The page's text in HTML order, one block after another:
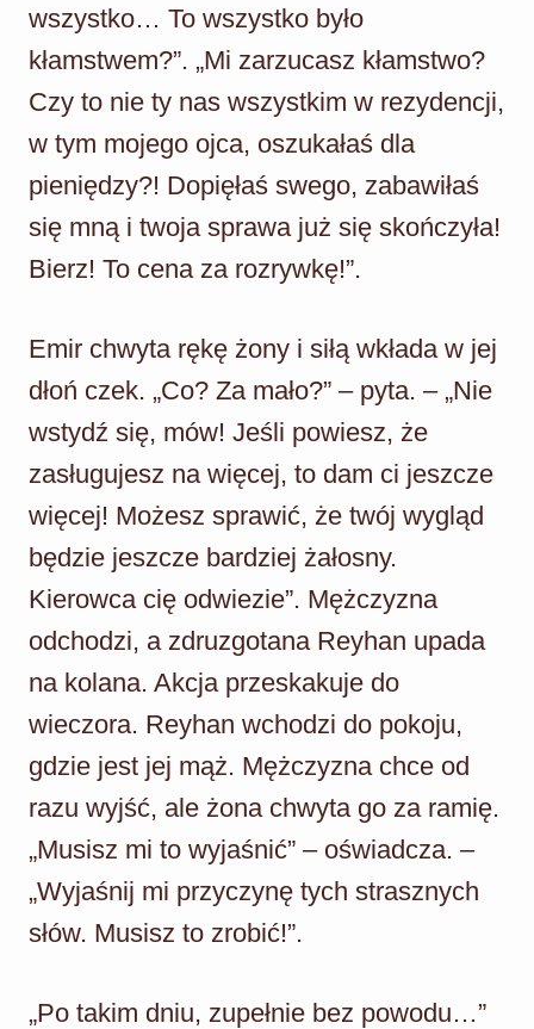
wszystko… To wszystko było
kłamstwem?”. „Mi zarzucasz kłamstwo?
Czy to nie ty nas wszystkim w rezydencji,
w tym mojego ojca, oszukałaś dla
pieniędzy?! Dopięłaś swego, zabawiłaś
się mną i twoja sprawa już się skończyła!
Bierz! To cena za rozrywkę!”.
Emir chwyta rękę żony i siłą wkłada w jej
dłoń czek. „Co? Za mało?” – pyta. – „Nie
wstydź się, mów! Jeśli powiesz, że
zasługujesz na więcej, to dam ci jeszcze
więcej! Możesz sprawić, że twój wygląd
będzie jeszcze bardziej żałosny.
Kierowca cię odwiezie”. Mężczyzna
odchodzi, a zdruzgotana Reyhan upada
na kolana. Akcja przeskakuje do
wieczora. Reyhan wchodzi do pokoju,
gdzie jest jej mąż. Mężczyzna chce od
razu wyjść, ale żona chwyta go za ramię.
„Musisz mi to wyjaśnić” – oświadcza. –
„Wyjaśnij mi przyczynę tych strasznych
słów. Musisz to zrobić!”.
„Po takim dniu, zupełnie bez powodu…”